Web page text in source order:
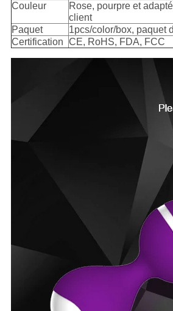
Couleur
Rose, pourpre et
client
Paquet
1pcs/color/box, paquet
Certification CE, RoHS, FDA, FCC